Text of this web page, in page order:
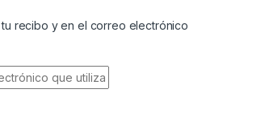
recibo y en el correo electrónico